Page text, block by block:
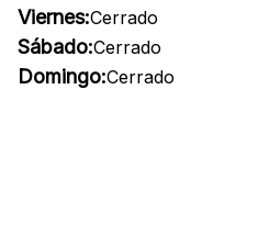
Viernes:Cerrado
Sábado:Cerrado
Domingo:Cerrado